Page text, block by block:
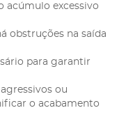
acúmulo excessivo
obstruções na saída
para garantir
ou
o acabamento